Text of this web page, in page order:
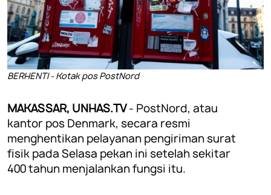
BERHENTI - Kotak pos PostNord
MAKASSAR, UNHAS.TV- PostNord, atau
kantor pos Denmark, secara resmi
menghentikan pelayanan pengiriman surat
fisik pada Selasa pekan ini setelah sekitar
400 tahun menjalankan fungsi itu.